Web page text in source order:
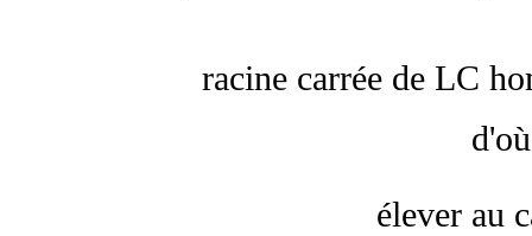
racine carrée de LC
élever au